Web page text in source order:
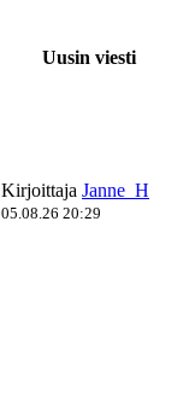
Uusin viesti
Kirjoittaja Janne_H
05.08.26 20:29